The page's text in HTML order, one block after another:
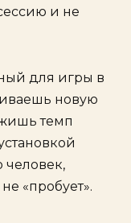
и не
для игры в
новую
темп
человек,
«пробует».